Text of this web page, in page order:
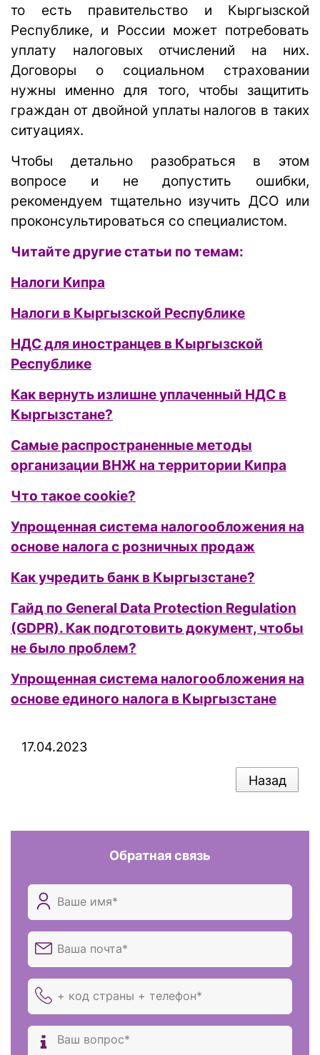
то есть правительство и Кыргызской
Республике, и России может потребовать
уплату налоговых отчислений на них.
Договоры о социальном страховании
нужны именно для того, чтобы защитить
граждан от двойной уплаты налогов в таких
ситуациях.
Чтобы детально разобраться в этом
вопросе и не допустить ошибки,
рекомендуем тщательно изучить ДСО или
проконсультироваться со специалистом.
Читайте другие статьи по темам:
Налоги Кипра
Налоги в Кыргызской Республике
НДС для иностранцев в Кыргызской
Республике
Как вернуть излишне уплаченный НДС в
Кыргызстане?
Самые распространенные методы
организации ВНЖ на территории Кипра
Что такое cookie?
Упрощенная система налогообложения на
основе налога с розничных продаж
Как учредить банк в Кыргызстане?
Гайд по General Data Protection Regulation
(GDPR). Как подготовить документ, чтобы
не было проблем?
Упрощенная система налогообложения на
основе единого налога в Кыргызстане
17.04.2023
Назад
Обратная связь